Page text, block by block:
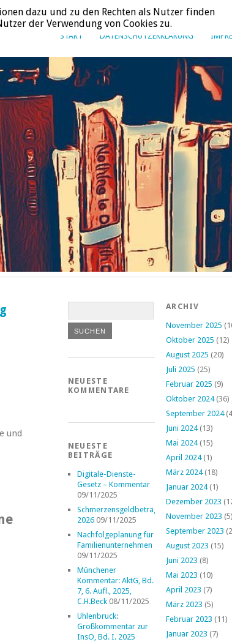
START DATENSCHUTZERKLÄRUNG
NEUESTE
KOMMENTARE
NEUESTE
BEITRÄGE
Digitale-Dienste-
Gesetz – Kommentar
09/11/2025
Schmerzensgeldbeträge
2026 09/11/2025
Nachfolgeplanung für
Familienunternehmen
09/11/2025
Münchener
Kommentar: AktG, Bd.
7, 6. Aufl., 2025,
C.H.Beck 08/11/2025
Uhlenbruck:
Großkommentar zur
InsO, Bd. I. 2025
ARCHIV
November 2025
Oktober 2025 (12)
August 2025 (20)
Juli 2025 (25)
Februar 2025 (9)
Oktober 2024(36)
September 2024
Juni 2024(13)
Mai 2024(15)
April 2024(1)
März 2024(18)
Januar 2024(1)
Dezember 2023
November 2023 (5)
September 2023
August 2023 (15)
Juni 2023 (8)
Mai 2023 (10)
April 2023 (7)
März 2023 (5)
Februar 2023 (11)
Januar 2023 (7)
dazu und zu den Rechten als Nutzer finden
der Verwendung von Cookies zu.